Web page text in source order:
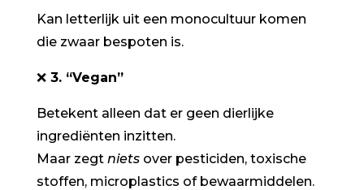
Kan letterlijk uit een monocultuur komen
die zwaar bespoten is.
❌3. “Vegan”
Betekent alleen dat er geen dierlijke
ingrediënten inzitten.
Maar zegt nietsover pesticiden, toxische
stoffen, microplastics of bewaarmiddelen.